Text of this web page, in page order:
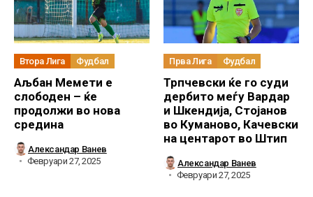
Втора Лига Фудбал
Аљбан Мемети е
слободен – ќе
продолжи во нова
средина
Александар Ванев
Февруари 27, 2025
Прва Лига Фудбал
Трпчевски ќе го суди
дербито меѓу Вардар
и Шкендија, Стојанов
во Куманово, Качевски
на центарот во Штип
Александар Ванев
Февруари 27, 2025